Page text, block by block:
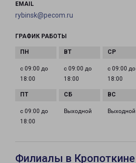
EMAIL
rybinsk@pecom.ru
ГРАФИК РАБОТЫ
с 09:00 до
18:00
с 09:00 до
18:00
с 09:00 до
18:00
с 09:00 до
18:00
Выходной Выходной
Филиалы в Кропоткине